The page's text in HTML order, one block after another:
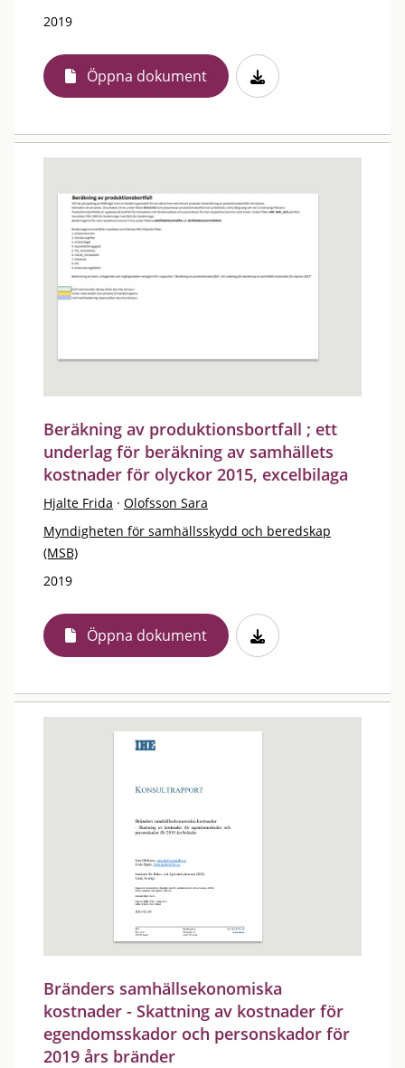
2019
Öppna dokument
Beräkning av produktionsbortfall ; ett
underlag för beräkning av samhällets
kostnader för olyckor 2015, excelbilaga
Hjalte Frida · Olofsson Sara
Myndigheten för samhällsskydd och beredskap
(MSB)
2019
Öppna dokument
Bränders samhällsekonomiska
kostnader - Skattning av kostnader för
egendomsskador och personskador för
2019 års bränder